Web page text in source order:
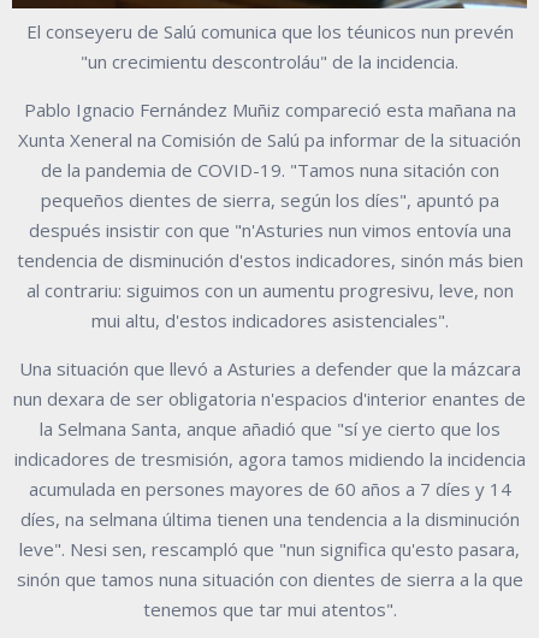
El conseyeru de Salú comunica que los téunicos nun prevén
"un crecimientu descontroláu" de la incidencia.
Pablo Ignacio Fernández Muñiz compareció esta mañana na
Xunta Xeneral na Comisión de Salú pa informar de la situación
de la pandemia de COVID-19. "Tamos nuna sitación con
pequeños dientes de sierra, según los díes", apuntó pa
después insistir con que "n'Asturies nun vimos entovía una
tendencia de disminución d'estos indicadores, sinón más bien
al contrariu: siguimos con un aumentu progresivu, leve, non
mui altu, d'estos indicadores asistenciales".
Una situación que llevó a Asturies a defender que la mázcara
nun dexara de ser obligatoria n'espacios d'interior enantes de
la Selmana Santa, anque añadió que "sí ye cierto que los
indicadores de tresmisión, agora tamos midiendo la incidencia
acumulada en persones mayores de 60 años a 7 díes y 14
díes, na selmana última tienen una tendencia a la disminución
leve". Nesi sen, rescampló que "nun significa qu'esto pasara,
sinón que tamos nuna situación con dientes de sierra a la que
tenemos que tar mui atentos".